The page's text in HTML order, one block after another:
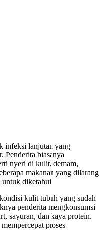
infeksi lanjutan yang
Penderita biasanya
nyeri di kulit, demam,
makanan yang dilarang
untuk diketahui.
kulit tubuh yang sudah
penderita mengkonsumsi
sayuran, dan kaya protein.
proses